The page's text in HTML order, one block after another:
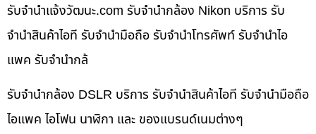
รับจํานําแจ้งวัฒนะ.com รับจำนำกล้อง Nikon บริการ รับ
จำนำสินค้าไอที รับจำนำมือถือ รับจำนำโทรศัพท์ รับจำนำไอ
แพค รับจำนำกล้
รับจำนำกล้อง DSLR บริการ รับจำนำสินค้าไอที รับจำนำมือถือ
ไอแพค ไอโฟน นาฬิกา และ ของแบรนด์เนมต่างๆ